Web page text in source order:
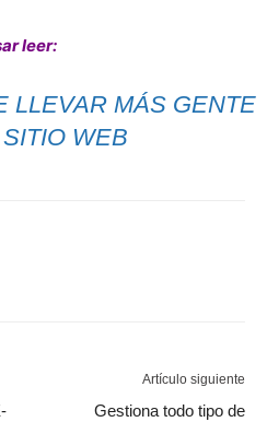
leer:
LLEVAR MÁS GENTE
WEB
Artículo siguiente
Gestiona todo tipo de